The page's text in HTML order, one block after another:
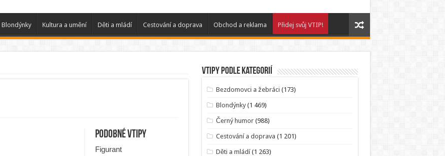
Blondýnky Kultura a umění Děti a mládí Cestování a doprava Obchod a reklama Přidej svůj VTIP!
Podobné vtipy
Figurant
Vtipy podle kategorií
Bezdomovci a žebráci (173)
Blondýnky (1 469)
Černý humor (988)
Cestování a doprava (1 201)
Děti a mládí(1 263)